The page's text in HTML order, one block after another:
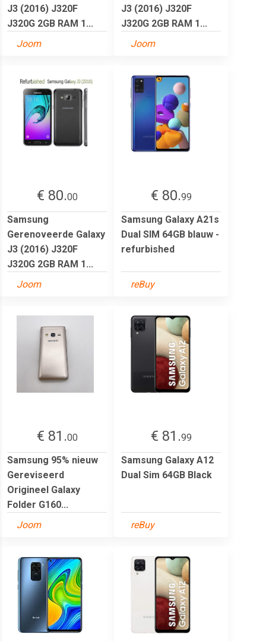
J3 (2016) J320F
J320G 2GB RAM 1...
Joom
J3 (2016) J320F
J320G 2GB RAM 1...
Joom
€ 80.00
Samsung
Gerenoveerde Galaxy
J3 (2016) J320F
J320G 2GB RAM 1...
Joom
€ 80.99
Samsung Galaxy A21s
Dual SIM 64GB blauw -
refurbished
reBuy
€ 81.00
Samsung 95% nieuw
Gereviseerd
Origineel Galaxy
Folder G160...
Joom
€ 81.99
Samsung Galaxy A12
Dual Sim 64GB Black
reBuy